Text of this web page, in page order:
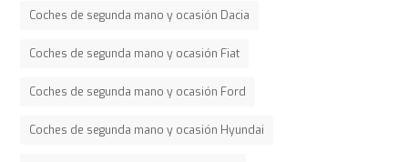
Coches de segunda mano y ocasión Dacia
Coches de segunda mano y ocasión Fiat
Coches de segunda mano y ocasión Ford
Coches de segunda mano y ocasión Hyundai